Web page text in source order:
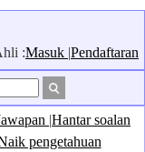
:Masuk |Pendaftaran
|Hantar soalan
pengetahuan